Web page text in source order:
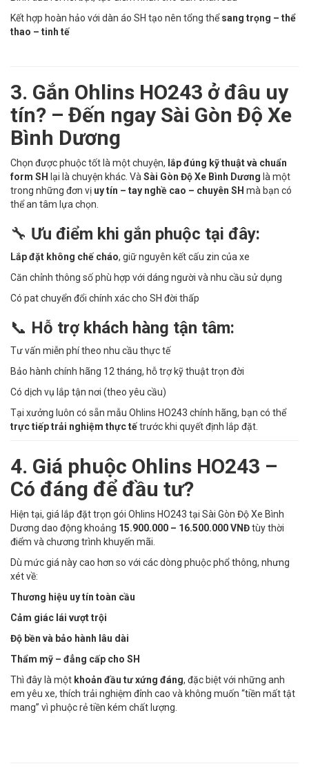
Kết hợp hoàn hảo với dàn áo SH tạo nên tổng thểsang trọng – thể
thao – tinh tế
3. Gắn Ohlins HO243 ở đâu uy
tín? – Đến ngay Sài Gòn Độ Xe
Bình Dương
Chọn được phuộc tốt là một chuyện, lắp đúng kỹ thuật và chuẩn
form SH lại là chuyện khác. Và Sài Gòn Độ Xe Bình Dương là một
trong những đơn vị uy tín – tay nghề cao – chuyên SH mà bạn có
thể an tâm lựa chọn.
🔧 Ưu điểm khi gắn phuộc tại đây:
Lắp đặt không chế cháo, giữ nguyên kết cấu zin của xe
Căn chỉnh thông số phù hợp với dáng người và nhu cầu sử dụng
Có pat chuyển đổi chính xác cho SH đời thấp
📞 Hỗ trợ khách hàng tận tâm:
Tư vấn miễn phí theo nhu cầu thực tế
Bảo hành chính hãng 12 tháng, hỗ trợ kỹ thuật trọn đời
Có dịch vụ lắp tận nơi (theo yêu cầu)
Tại xưởng luôn có sẵn mẫu Ohlins HO243 chính hãng, bạn có thể
trực tiếp trải nghiệm thực tếtrước khi quyết định lắp đặt.
4. Giá phuộc Ohlins HO243 –
Có đáng để đầu tư?
Hiện tại, giá lắp đặt trọn gói Ohlins HO243 tại Sài Gòn Độ Xe Bình
Dương dao động khoảng 15.900.000 – 16.500.000 VNĐtùy thời
điểm và chương trình khuyến mãi.
Dù mức giá này cao hơn so với các dòng phuộc phổ thông, nhưng
xét về:
Thương hiệu uy tín toàn cầu
Cảm giác lái vượt trội
Độ bền và bảo hành lâu dài
Thẩm mỹ – đẳng cấp cho SH
Thì đây là một khoản đầu tư xứng đáng, đặc biệt với những anh
em yêu xe, thích trải nghiệm đỉnh cao và không muốn “tiền mất tật
mang” vì phuộc rẻ tiền kém chất lượng.